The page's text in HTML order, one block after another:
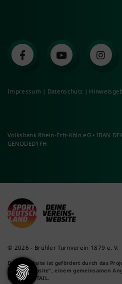
Impressum | Datenschutz |
Volksbank Rhein-Erft-Köln eG • IBAN
GENODED1FH
© 2026 - Brühler Turnverein 1879 e. V.
Diese Website ist gefördert durch das
Vereinswebsite” , einem gemeinsamen
NETZCOCKTAIL.